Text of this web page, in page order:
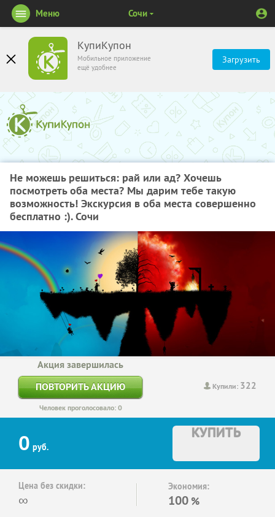
КупиКупон
Мобильное приложение
ещё удобнее
Загрузить
Меню Сочи
Не можешь решиться: рай или ад? Хочешь
посмотреть оба места? Мы дарим тебе такую
возможность! Экскурсия в оба места совершенно
бесплатно :). Сочи
Купили: 322
Акция завершилась
ПОВТОРИТЬ АКЦИЮ
Человек проголосовало: 0
0 руб.
КУПИТЬ
Цена без скидки:
∞
Экономия:
100 %